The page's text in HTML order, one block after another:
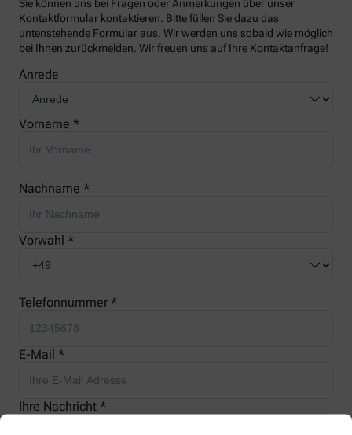
Sie können uns bei Fragen oder Anmerkungen über unser
Kontaktformular kontaktieren. Bitte füllen Sie dazu das
untenstehende Formular aus. Wir werden uns sobald wie möglich
bei Ihnen zurückmelden. Wir freuen uns auf Ihre Kontaktanfrage!
Anrede
Vorname *
Nachname *
Vorwahl *
Telefonnummer *
E-Mail *
Ihre Nachricht *